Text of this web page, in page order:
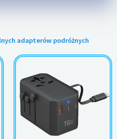
adapterów podróżnych